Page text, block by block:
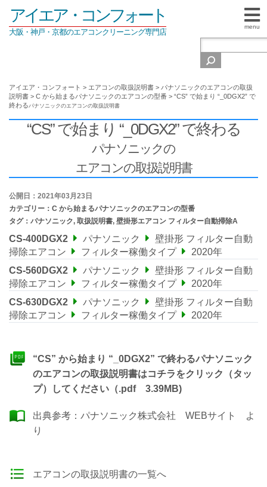
menu
アイエア・コンフォート
大阪・神戸・京都のエアコンクリーニング専門店
アイエア・コンフォート > エアコンの取扱説明書 > パナソニックのエアコンの取扱
説明書 > C から始まるパナソニックのエアコンの型番 > “CS” で始まり “_0DGX2” で
終わるパナソニックのエアコンの取扱説明書
“CS” で始まり “_0DGX2” で終わる
パナソニックの
エアコンの取扱説明書
公開日：2021年03月23日
カテゴリー： C から始まるパナソニックのエアコンの型番
タグ： パナソニック, 取扱説明書, 壁掛形エアコン フィルター自動掃除A
CS-400DGX2 パナソニック
壁掛形 フィルター自動
掃除エアコン
フィルター稼働タイプ
2020年
CS-560DGX2
パナソニック
壁掛形 フィルター自動
掃除エアコン
フィルター稼働タイプ
2020年
CS-630DGX2
パナソニック
壁掛形 フィルター自動
掃除エアコン
フィルター稼働タイプ 2020年
“CS” から始まり “_0DGX2” で終わるパナソニック
のエアコンの取扱説明書はコチラをクリック（タッ
プ）してください（.pdf 3.39MB)
出典参考： パナソニック株式会社 WEBサイト
よ
り
エアコンの取扱説明書の一覧へ